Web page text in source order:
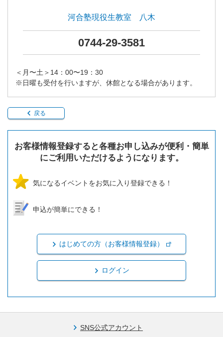
河合塾現役生教室 八木
0744-29-3581
＜月〜土＞14：00〜19：30
※日曜も受付を行いますが、休館となる場合があります。
戻る
お客様情報登録すると各種お申し込みが便利・簡単
にご利用いただけるようになります。
気になるイベントをお気に入り登録できる！
申込が簡単にできる！
はじめての方（お客様情報登録）
ログイン
SNS公式アカウント